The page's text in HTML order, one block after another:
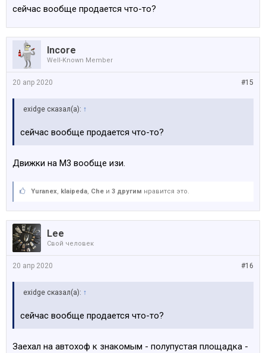
сейчас вообще продается что-то?
Incore
Well-Known Member
#15
20 апр 2020
exidge сказал(а): ↑
сейчас вообще продается что-то?
Движки на М3 вообще изи.
Yuranex, klaipeda, Che и 3 другим нравится это.
Lee
Свой человек
#16
20 апр 2020
exidge сказал(а): ↑
сейчас вообще продается что-то?
Заехал на автохоф к знакомым - полупустая площадка -